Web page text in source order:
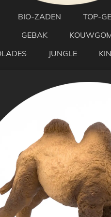
BIO-ZADEN TOP-
GEBAK
JUNGLE